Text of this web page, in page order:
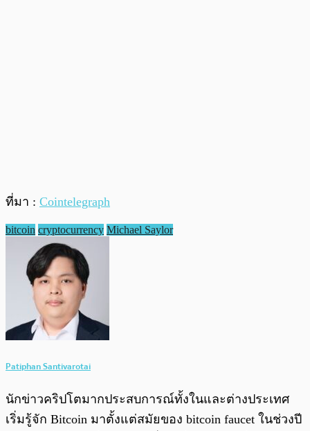
ที่มา : Cointelegraph
bitcoin cryptocurrency Michael Saylor
Patiphan Santivarotai
นักข่าวคริปโตมากประสบการณ์ทั้งในและต่างประเทศ
เริ่มรู้จัก Bitcoin มาตั้งแต่สมัยของ bitcoin faucet ในช่วงปี